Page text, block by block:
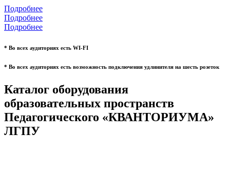
Подробнее
Подробнее
Подробнее
* Во всех аудиториях есть WI-FI
* Во всех аудиториях есть возможность подключения удлинителя на шесть розеток
Каталог оборудования
образовательных пространств
Педагогического «КВАНТОРИУМА»
ЛГПУ